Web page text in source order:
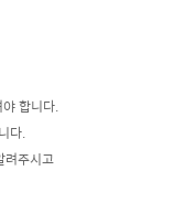
합니다.
다.
려주시고